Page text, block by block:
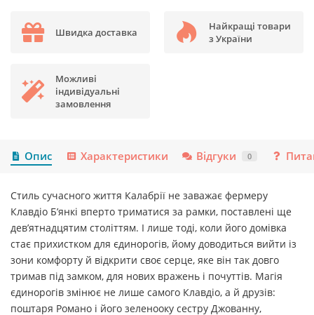
Швидка доставка
Найкращі товари
з України
Можливі
індивідуальні
замовлення
Опис Характеристики Відгуки 0
Стиль сучасного життя Калабрії не заважає фермеру
Клавдіо Б’янкі вперто триматися за рамки, поставлені ще
дев’ятнадцятим століттям. І лише тоді, коли його домівка
стає прихистком для єдинорогів, йому доводиться вийти із
зони комфорту й відкрити своє серце, яке він так довго
тримав під замком, для нових вражень і почуттів. Магія
єдинорогів змінює не лише самого Клавдіо, а й друзів:
поштаря Романо і його зеленооку сестру Джованну,